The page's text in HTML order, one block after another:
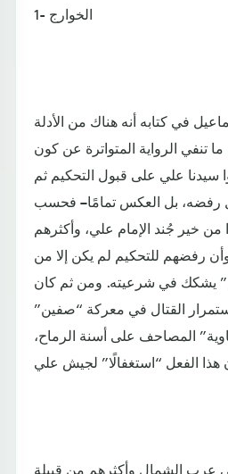
1- الخوارج
في كتابه أنه هناك من الأدلة
ما تنفي الرواية المتواترة عن كون
سيدنا علي على قبول التحكيم ثم
رفضه، بل العكس تمامًا – فحسب
من خير جُند الإمام علي، وأكثرهم
وأن رفضهم للتحكيم لم يكن إلا من
يشكك في شرعيته. ومن ثم كان
القتال في معركة “صفين”
المصاحف على أسنة الرماح،
عرب الشمال وأكثرهم من قبيلة